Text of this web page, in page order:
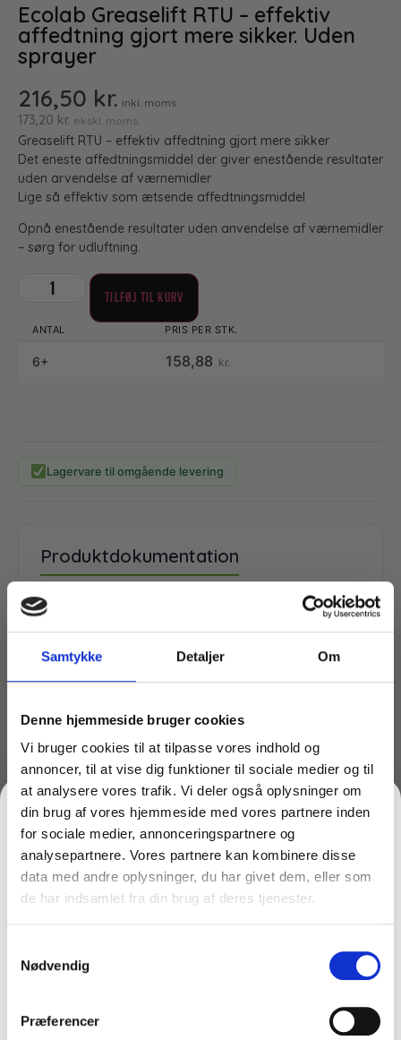
Samtykke Detaljer Om
Denne hjemmeside bruger cookies
Vi bruger cookies til at tilpasse vores indhold og
annoncer, til at vise dig funktioner til sociale medier og til
at analysere vores trafik. Vi deler også oplysninger om
din brug af vores hjemmeside med vores partnere inden
for sociale medier, annonceringspartnere og
analysepartnere. Vores partnere kan kombinere disse
data med andre oplysninger, du har givet dem, eller som
de har indsamlet fra din brug af deres tjenester.
Nødvendig
Præferencer
Ecolab Greaselift RTU – effektiv
affedtning gjort mere sikker. Uden
sprayer
216,50 kr. inkl. moms
173,20 kr. ekskl. moms
Greaselift RTU – effektiv affedtning gjort mere sikker
Det eneste affedtningsmiddel der giver enestående resultater
uden arvendelse af værnemidler
Lige så effektiv som ætsende affedtningsmiddel
Opnå enestående resultater uden anvendelse af værnemidler
– sørg for udluftning.
TILFØJ TIL KURV
6+ 158,88 kr.
Lagervare til omgående levering
Produktdokumentation
Sikkerhedsdatablad
Download
Opløser hurtigt fedt
Rengører ovn. grill emhætte og ventilationskanaler
Perfekt til dybdegående og daglig rengøring
Kan anvendes på aluminiujm
Ingen værnemidler påkrævet
Fjerner den risiko, der normalt er forbundet ved at
arbejde med aggressive affedtningsmidler
Ved køb af 1 eller 2 medfølger ingen sprayer.
FÅ 10% PÅ DIN FØRSTE ORDRE